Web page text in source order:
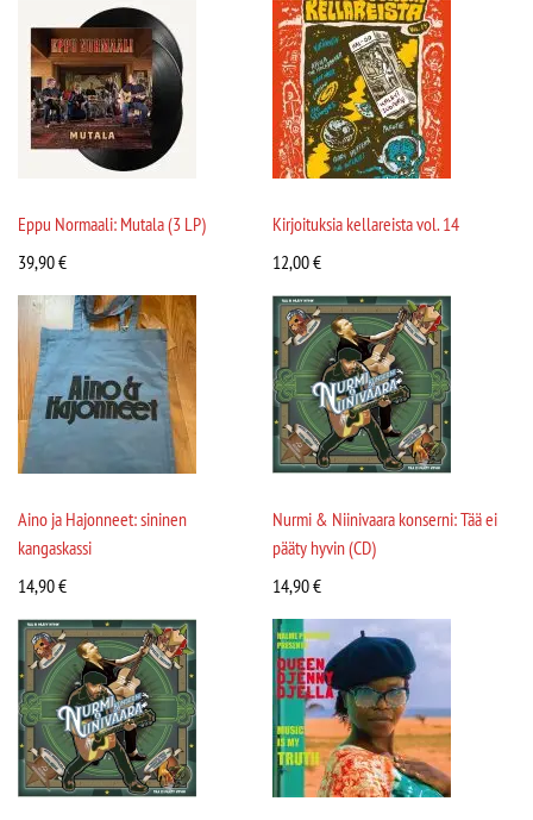
Eppu Normaali: Mutala (3 LP)
39,90€
Kirjoituksia kellareista vol. 14
12,00€
Aino ja Hajonneet: sininen
kangaskassi
14,90€
Nurmi & Niinivaara konserni: Tää ei
pääty hyvin (CD)
14,90€